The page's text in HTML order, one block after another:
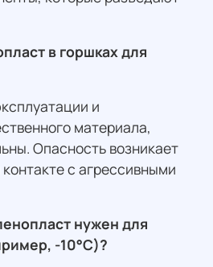
в горшках для
и
материала,
Опасность возникает
с агрессивными
нужен для
-10°C)?